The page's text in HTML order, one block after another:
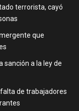
terrorista, cayó
que
sanción a la ley de
de trabajadores